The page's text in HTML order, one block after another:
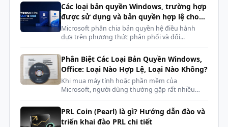
Trọng lượng 6 gam
Các loại bản quyền Windows, trường hợp
được sử dụng và bản quyền hợp lệ cho
phòng máy, dàn net, cyber
Microsoft phân chia bản quyền hệ điều hành
dựa trên phương thức phân phối và đối...
Phân Biệt Các Loại Bản Quyền Windows,
Office: Loại Nào Hợp Lệ, Loại Nào Không?
Khi mua máy tính hoặc phần mềm của
Microsoft, người dùng thường gặp rất nhiều
PRL Coin (Pearl) là gì? Hướng dẫn đào và
triển khai đào PRL chi tiết